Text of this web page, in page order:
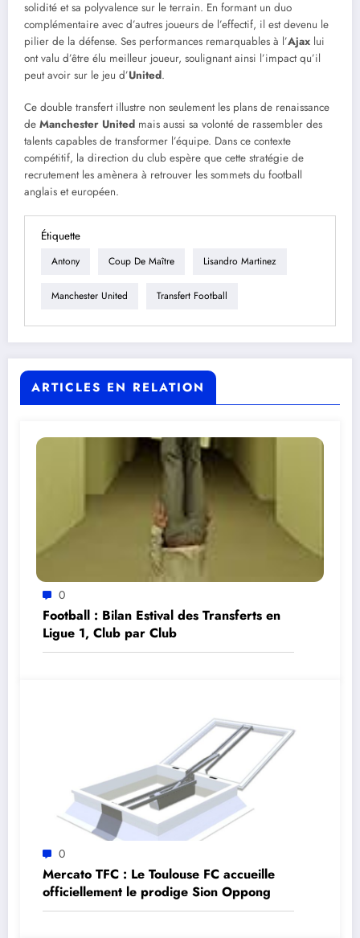
solidité et sa polyvalence sur le terrain. En formant un duo
complémentaire avec d’autres joueurs de l’effectif, il est devenu le
pilier de la défense. Ses performances remarquables à l’Ajax lui
ont valu d’être élu meilleur joueur, soulignant ainsi l’impact qu’il
peut avoir sur le jeu d’United.
Ce double transfert illustre non seulement les plans de renaissance
de Manchester United mais aussi sa volonté de rassembler des
talents capables de transformer l’équipe. Dans ce contexte
compétitif, la direction du club espère que cette stratégie de
recrutement les amènera à retrouver les sommets du football
anglais et européen.
Étiquette
Antony Coup De Maître Lisandro Martinez
Manchester United Transfert Football
ARTICLES EN RELATION
0
Football : Bilan Estival des Transferts en
Ligue 1, Club par Club
0
Mercato TFC : Le Toulouse FC accueille
officiellement le prodige Sion Oppong